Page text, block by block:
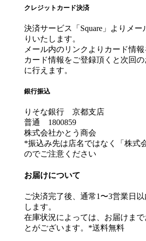
クレジットカード決済
決済サービス「Square」よりメ
りいたします。
メール内のリンクよりカード情報
カード情報をご登録頂くと次回
に行えます。
銀行振込
りそな銀行 京都支店
普通 1800859
株式会社かとう商会
*振込み先は店名ではなく「株式
のでご注意ください
お届けについて
ご決済完了後、通常1〜3営業日
します。
在庫状況によっては、お届けま
とがございます。*送料無料